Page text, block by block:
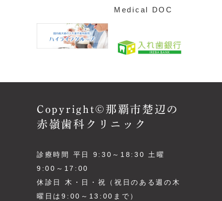
Copyright©那覇市楚辺の
赤嶺歯科クリニック
診療時間 平日 9:30～18:30 土曜
9:00～17:00
休診日 木・日・祝（祝日のある週の木
曜日は9:00～13:00まで）